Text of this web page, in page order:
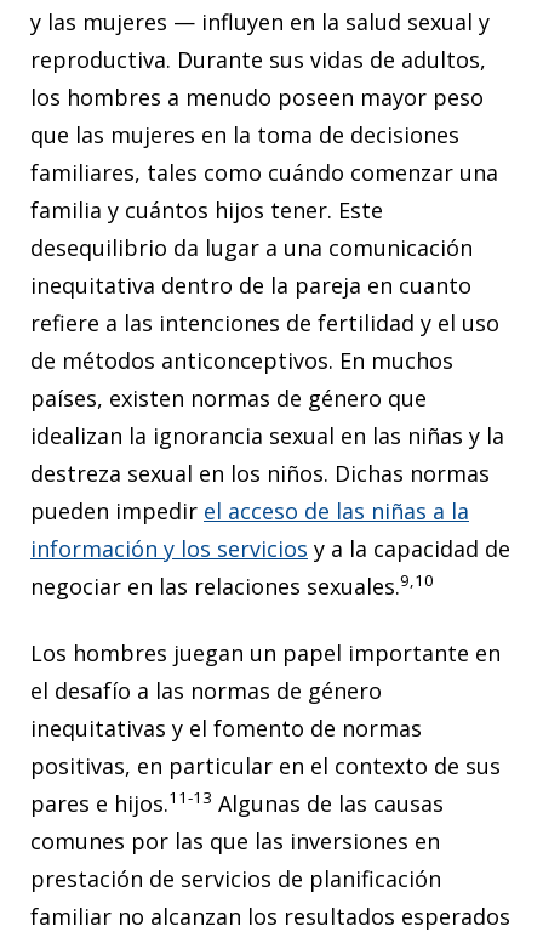
y las mujeres — influyen en la salud sexual y
reproductiva. Durante sus vidas de adultos,
los hombres a menudo poseen mayor peso
que las mujeres en la toma de decisiones
familiares, tales como cuándo comenzar una
familia y cuántos hijos tener. Este
desequilibrio da lugar a una comunicación
inequitativa dentro de la pareja en cuanto
refiere a las intenciones de fertilidad y el uso
de métodos anticonceptivos. En muchos
países, existen normas de género que
idealizan la ignorancia sexual en las niñas y la
destreza sexual en los niños. Dichas normas
pueden impedir el acceso de las niñas a la
información y los servicios y a la capacidad de
negociar en las relaciones sexuales.9,10
Los hombres juegan un papel importante en
el desafío a las normas de género
inequitativas y el fomento de normas
positivas, en particular en el contexto de sus
pares e hijos.11-13 Algunas de las causas
comunes por las que las inversiones en
prestación de servicios de planificación
familiar no alcanzan los resultados esperados